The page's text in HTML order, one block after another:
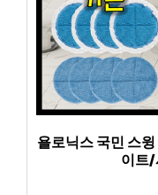
욜로닉스 국민 스
이트/